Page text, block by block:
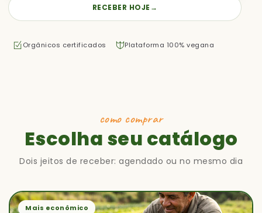
RECEBER HOJE →
Orgânicos certificados Plataforma 100% vegana
como comprar
Escolha seu catálogo
Dois jeitos de receber: agendado ou no mesmo dia
Mais econômico